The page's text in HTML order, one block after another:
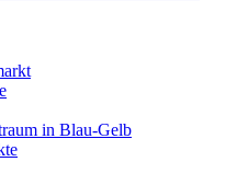
in Blau-Gelb